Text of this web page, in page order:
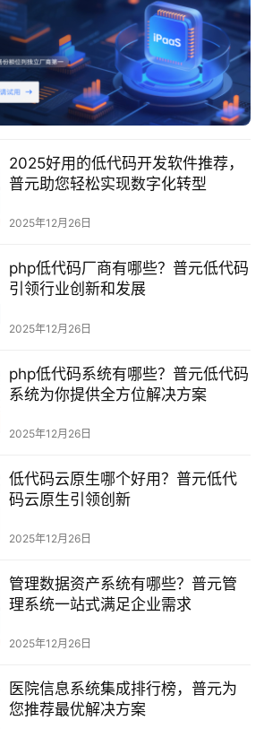
2025好用的低代码开发软件推荐，
普元助您轻松实现数字化转型
2025年12月26日
php低代码厂商有哪些？普元低代码
引领行业创新和发展
2025年12月26日
php低代码系统有哪些？普元低代码
系统为你提供全方位解决方案
2025年12月26日
低代码云原生哪个好用？普元低代
码云原生引领创新
2025年12月26日
管理数据资产系统有哪些？普元管
理系统一站式满足企业需求
2025年12月26日
医院信息系统集成排行榜，普元为
您推荐最优解决方案